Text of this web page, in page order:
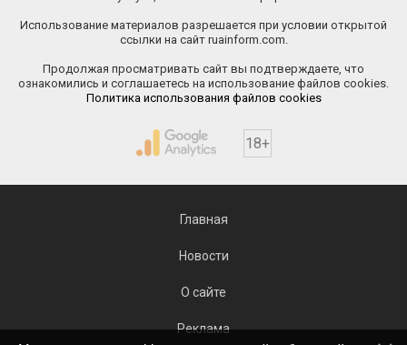
Использование материалов разрешается при условии открытой
ссылки на сайт ruainform.com.
Продолжая просматривать сайт вы подтверждаете, что
ознакомились и соглашаетесь на использование файлов cookies.
Политика использования файлов cookies
18+
Главная
Новости
О сайте
Реклама